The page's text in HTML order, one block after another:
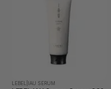
LEBEL IAU SERUM